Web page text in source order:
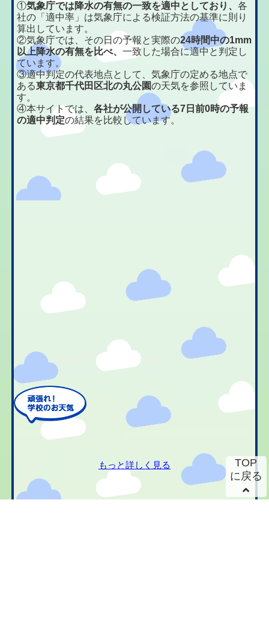
①気象庁では降水の有無の一致を適中としており、各
社の「適中率」は気象庁による検証方法の基準に則り
算出しています。
②気象庁では、その日の予報と実際の24時間中の1mm
以上降水の有無を比べ、一致した場合に適中と判定し
ています。
③適中判定の代表地点として、気象庁の定める地点で
ある東京都千代田区北の丸公園の天気を参照していま
す。
④本サイトでは、各社が公開している7日前0時の予報
の適中判定の結果を比較しています。
もっと詳しく見る
TOP
に戻る